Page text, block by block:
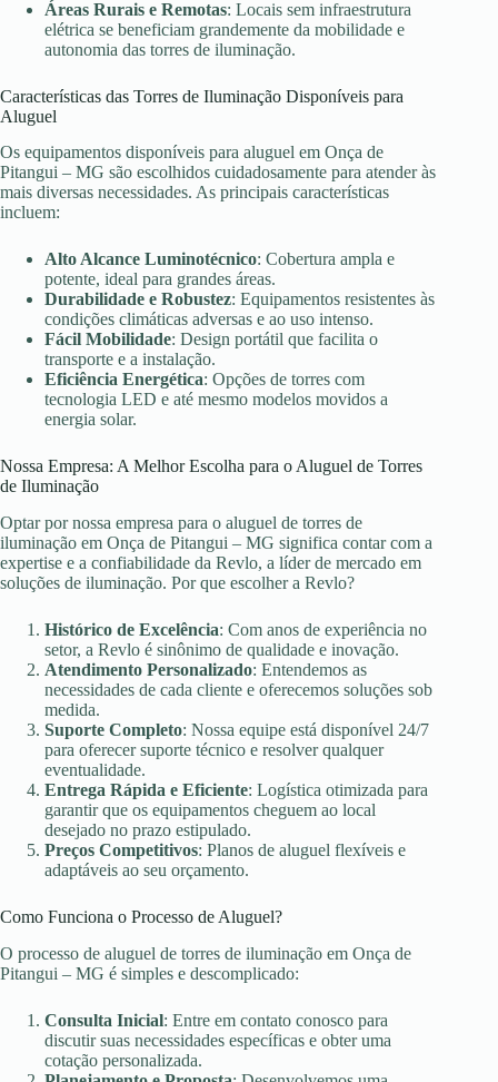
Áreas Rurais e Remotas: Locais sem infraestrutura
elétrica se beneficiam grandemente da mobilidade e
autonomia das torres de iluminação.
Características das Torres de Iluminação Disponíveis para
Aluguel
Os equipamentos disponíveis para aluguel em Onça de
Pitangui – MG são escolhidos cuidadosamente para atender às
mais diversas necessidades. As principais características
incluem:
Alto Alcance Luminotécnico: Cobertura ampla e
potente, ideal para grandes áreas.
Durabilidade e Robustez: Equipamentos resistentes às
condições climáticas adversas e ao uso intenso.
Fácil Mobilidade: Design portátil que facilita o
transporte e a instalação.
Eficiência Energética: Opções de torres com
tecnologia LED e até mesmo modelos movidos a
energia solar.
Nossa Empresa: A Melhor Escolha para o Aluguel de Torres
de Iluminação
Optar por nossa empresa para o aluguel de torres de
iluminação em Onça de Pitangui – MG significa contar com a
expertise e a confiabilidade da Revlo, a líder de mercado em
soluções de iluminação. Por que escolher a Revlo?
Histórico de Excelência: Com anos de experiência no
setor, a Revlo é sinônimo de qualidade e inovação.
Atendimento Personalizado: Entendemos as
necessidades de cada cliente e oferecemos soluções sob
medida.
Suporte Completo: Nossa equipe está disponível 24/7
para oferecer suporte técnico e resolver qualquer
eventualidade.
Entrega Rápida e Eficiente: Logística otimizada para
garantir que os equipamentos cheguem ao local
desejado no prazo estipulado.
Preços Competitivos: Planos de aluguel flexíveis e
adaptáveis ao seu orçamento.
Como Funciona o Processo de Aluguel?
O processo de aluguel de torres de iluminação em Onça de
Pitangui – MG é simples e descomplicado:
Consulta Inicial: Entre em contato conosco para
discutir suas necessidades específicas e obter uma
cotação personalizada.